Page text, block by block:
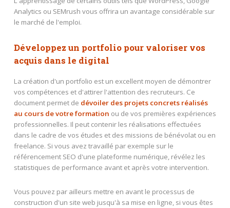
Analytics ou SEMrush vous offrira un avantage considérable sur
le marché de l'emploi.
Développez un portfolio pour valoriser vos
acquis dans le digital
La création d'un portfolio est un excellent moyen de démontrer
vos compétences et d'attirer l'attention des recruteurs. Ce
document permet de dévoiler des projets concrets réalisés
au cours de votre formation ou de vos premières expériences
professionnelles. Il peut contenir les réalisations effectuées
dans le cadre de vos études et des missions de bénévolat ou en
freelance. Si vous avez travaillé par exemple sur le
référencement SEO d'une plateforme numérique, révélez les
statistiques de performance avant et après votre intervention.
Vous pouvez par ailleurs mettre en avant le processus de
construction d'un site web jusqu'à sa mise en ligne, si vous êtes